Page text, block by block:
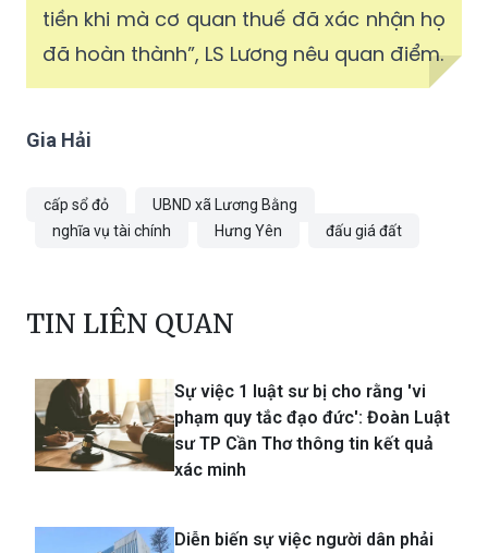
tiền khi mà cơ quan thuế đã xác nhận họ
đã hoàn thành”, LS Lương nêu quan điểm.
Gia Hải
cấp sổ đỏ
UBND xã Lương Bằng
nghĩa vụ tài chính
Hưng Yên đấu giá đất
TIN LIÊN QUAN
Sự việc 1 luật sư bị cho rằng 'vi
phạm quy tắc đạo đức': Đoàn Luật
sư TP Cần Thơ thông tin kết quả
xác minh
Diễn biến sự việc người dân phải